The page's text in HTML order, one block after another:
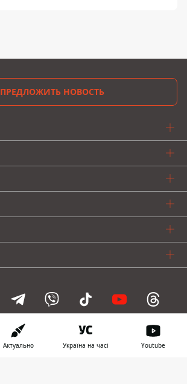
ПРЕДЛОЖИТЬ НОВОСТЬ
Информатор проекты
Актуально Україна на часі Youtube